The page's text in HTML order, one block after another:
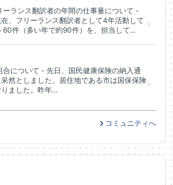
ーランス翻訳者の年間の仕事量について -
、フリーランス翻訳者として4年活動して
件（多い年で約90件）を、担当して...
合について - 先日、国民健康保険の納入通
然としました。居住地である市は国保保険
ました。昨年...
コミュニティへ